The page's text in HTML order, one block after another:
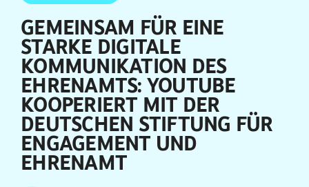
GEMEINSAM FÜR EINE
STARKE DIGITALE
KOMMUNIKATION DES
EHRENAMTS: YOUTUBE
KOOPERIERT MIT DER
DEUTSCHEN STIFTUNG FÜR
ENGAGEMENT UND
EHRENAMT